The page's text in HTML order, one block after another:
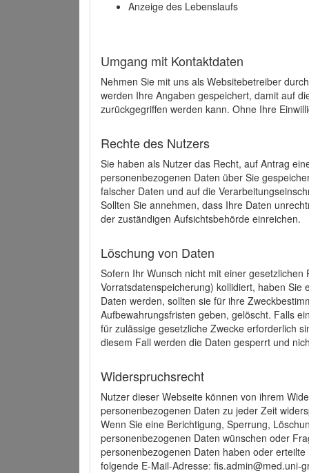
Anzeige des Lebenslaufs
Umgang mit Kontaktdaten
Nehmen Sie mit uns als Websitebetreiber
werden Ihre Angaben gespeichert, damit auf
zurückgegriffen werden kann. Ohne Ihre
Rechte des Nutzers
Sie haben als Nutzer das Recht, auf Antrag
personenbezogenen Daten über Sie
falscher Daten und auf die
Sollten Sie annehmen, dass Ihre Daten
der zuständigen Aufsichtsbehörde einreichen.
Löschung von Daten
Sofern Ihr Wunsch nicht mit einer
Vorratsdatenspeicherung) kollidiert, haben
Daten werden, sollten sie für ihre
Aufbewahrungsfristen geben, gelöscht. Falls
für zulässige gesetzliche Zwecke erforderlich
diesem Fall werden die Daten gesperrt und
Widerspruchsrecht
Nutzer dieser Webseite können von ihrem
personenbezogenen Daten zu jeder Zeit
Wenn Sie eine Berichtigung, Sperrung,
personenbezogenen Daten wünschen oder
personenbezogenen Daten haben oder
folgende E-Mail-Adresse: fis.admin@med.uni-